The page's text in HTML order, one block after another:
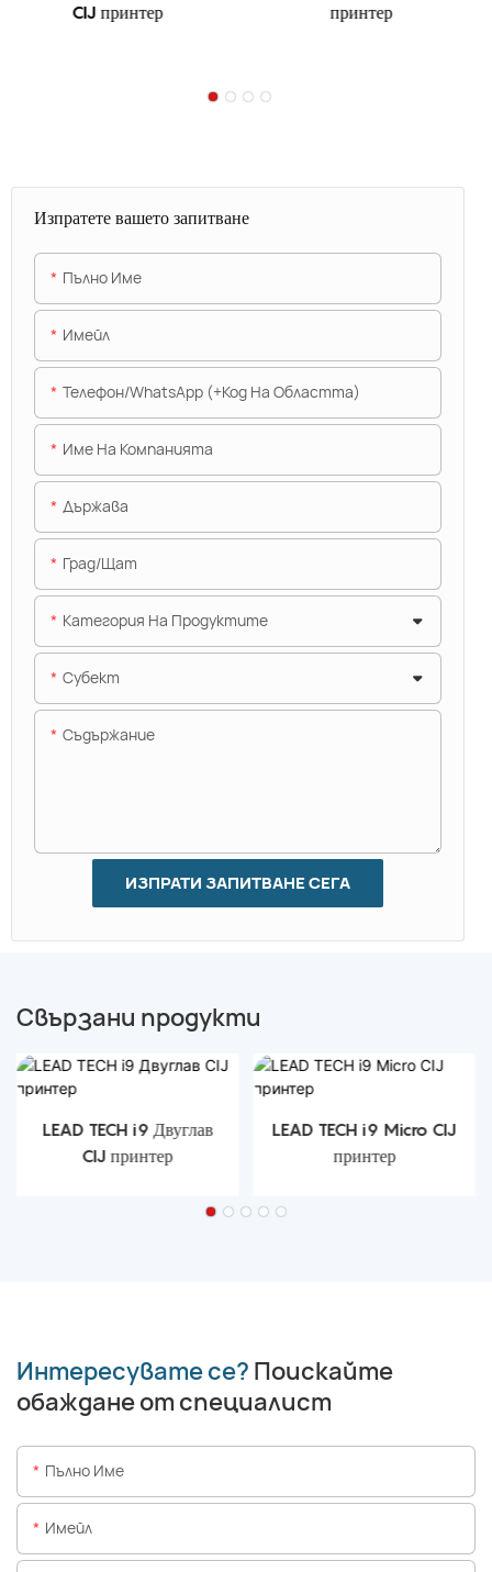
CIJ принтер
принтер
Изпратете вашето запитване
Пълно Име
Имейл
Телефон/WhatsApp (+Код На Областта)
Име На Компанията
Държава
Град/щат
Категория На Продуктите
Субект
Съдържание
ИЗПРАТИ ЗАПИТВАНЕ СЕГА
Свързани продукти
LEAD TECH i9 Двуглав
CIJ принтер
LEAD TECH i9 Micro CIJ
принтер
Интересувате се? Поискайте
обаждане от специалист
Пълно Име
Имейл